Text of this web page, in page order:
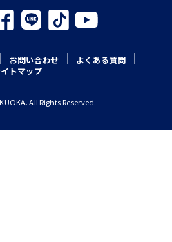
お問い合わせ
よくある質問
トマップ
All Rights Reserved.